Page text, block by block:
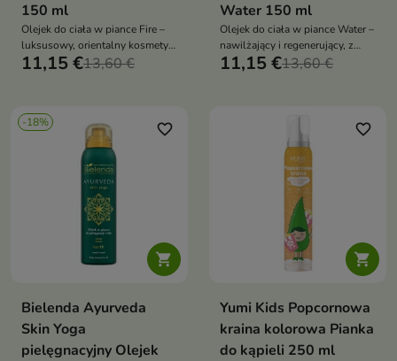
150 ml
Olejek do ciała w piance Fire –
luksusowy, orientalny kosmetyk
inspirowany ajurwedą. Nawilża,
11,15 €13,60 €
Water 150 ml
Olejek do ciała w piance Water –
nawilżający i regenerujący, z
masłem shea, gliceryną i
11,15 €13,60 €
-18%

favorite_border
Bielenda Ayurveda
Skin Yoga
pielęgnacyjny Olejek

favorite_border
Yumi Kids Popcornowa
kraina kolorowa Pianka
do kąpieli 250 ml